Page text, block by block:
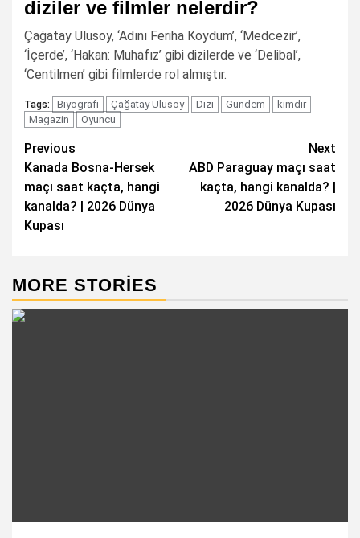
diziler ve filmler nelerdir?
Çağatay Ulusoy, ‘Adını Feriha Koydum’, ‘Medcezir’,
‘İçerde’, ‘Hakan: Muhafız’ gibi dizilerde ve ‘Delibal’,
‘Centilmen’ gibi filmlerde rol almıştır.
Tags: Biyografi Çağatay Ulusoy Dizi Gündem
kimdir
Magazin
Oyuncu
Post
navigation
Previous
Kanada Bosna-Hersek
maçı saat kaçta, hangi
kanalda? | 2026 Dünya
Kupası
Next
ABD Paraguay maçı saat
kaçta, hangi kanalda? |
2026 Dünya Kupası
MORE STORIES